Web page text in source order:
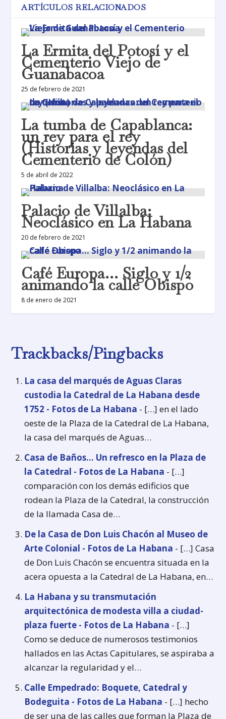
ARTÍCULOS RELACIONADOS
La Ermita del Potosí y el
Cementerio Viejo de
Guanabacoa
25 de febrero de 2021
La tumba de Capablanca:
un rey para el rey
(Historias y leyendas del
Cementerio de Colón)
5 de abril de 2022
Palacio de Villalba:
Neoclásico en La Habana
20 de febrero de 2021
Café Europa… Siglo y 1/2
animando la calle Obispo
8 de enero de 2021
Trackbacks/Pingbacks
La casa del marqués de Aguas Claras
custodia la Catedral de La Habana desde
1752 - Fotos de La Habana - […] en el lado
oeste de la Plaza de la Catedral de La Habana,
la casa del marqués de Aguas…
Casa de Baños... Un refresco en la Plaza de
la Catedral - Fotos de La Habana - […]
comparación con los demás edificios que
rodean la Plaza de la Catedral, la construcción
de la llamada Casa de…
De la Casa de Don Luis Chacón al Museo de
Arte Colonial - Fotos de La Habana - […] Casa
de Don Luis Chacón se encuentra situada en la
acera opuesta a la Catedral de La Habana, en…
La Habana y su transmutación
arquitectónica de modesta villa a ciudad-
plaza fuerte - Fotos de La Habana - […]
Como se deduce de numerosos testimonios
hallados en las Actas Capitulares, se aspiraba a
alcanzar la regularidad y el…
Calle Empedrado: Boquete, Catedral y
Bodeguita - Fotos de La Habana - […] hecho
de ser una de las calles que forman la Plaza de